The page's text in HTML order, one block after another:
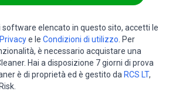
software elencato in questo sito, accetti le
e le Condizioni di utilizzo . Per
è necessario acquistare una
Hai a disposizione 7 giorni di prova
è di proprietà ed è gestito da RCS LT,